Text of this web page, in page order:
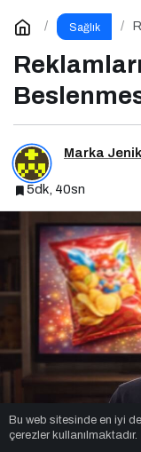
Sağlık
Marka Jenik
5dk, 40sn
Bu web sitesinde en iyi
çerezler kullanılmaktadır.